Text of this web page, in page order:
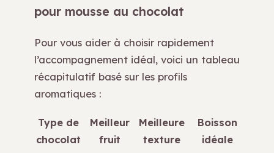
pour mousse au chocolat
Pour vous aider à choisir rapidement
l’accompagnement idéal, voici un tableau
récapitulatif basé sur les profils
aromatiques :
Type de
chocolat
Meilleur
fruit
Meilleure
texture
Boisson
idéale